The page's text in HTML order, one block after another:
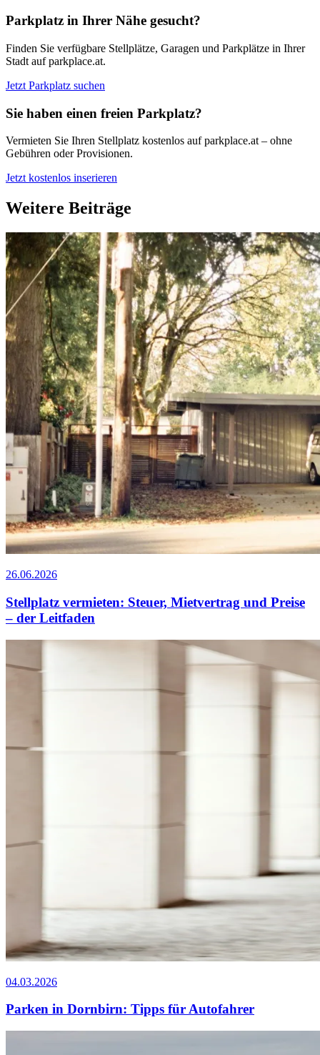
Parkplatz in Ihrer Nähe gesucht?
Finden Sie verfügbare Stellplätze, Garagen und Parkplätze in Ihrer
Stadt auf parkplace.at.
Jetzt Parkplatz suchen
Sie haben einen freien Parkplatz?
Vermieten Sie Ihren Stellplatz kostenlos auf parkplace.at – ohne
Gebühren oder Provisionen.
Jetzt kostenlos inserieren
Weitere Beiträge
26.06.2026
Stellplatz vermieten: Steuer, Mietvertrag und Preise
– der Leitfaden
04.03.2026
Parken in Dornbirn: Tipps für Autofahrer